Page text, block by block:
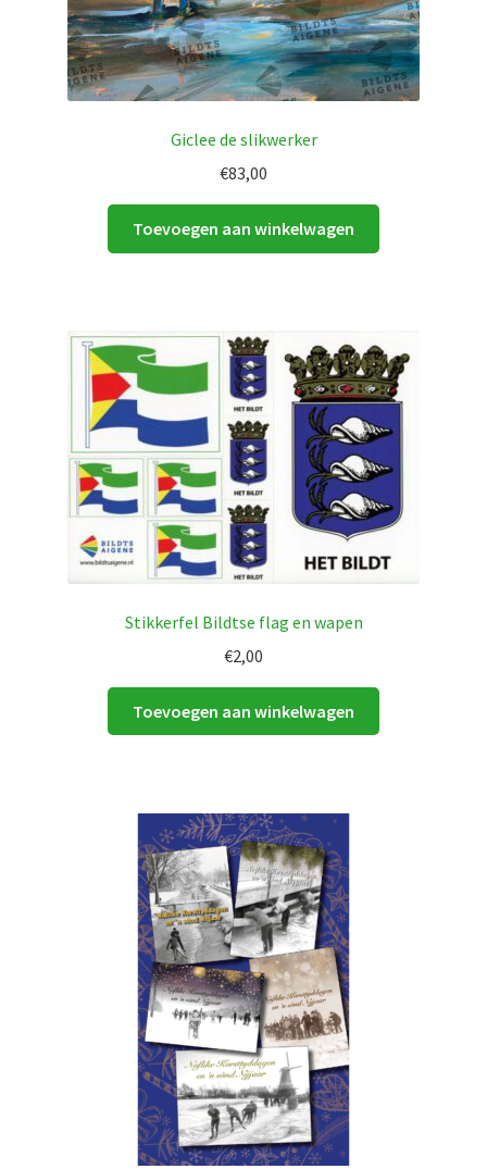
Giclee de slikwerker
€83,00
Toevoegen aan winkelwagen
Stikkerfel Bildtse flag en wapen
€2,00
Toevoegen aan winkelwagen